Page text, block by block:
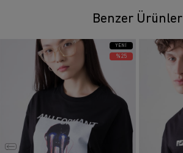
Benzer Ürünler
YENI
ÜRÜN
%25